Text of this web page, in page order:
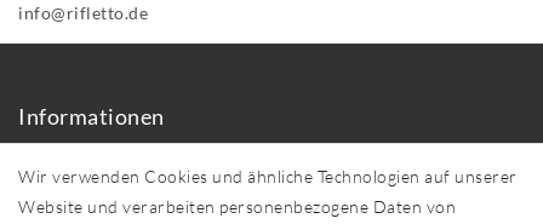
info@rifletto.de
Informationen
Händler in Ihrer Nähe
Sonderanfertigungen
Wir verwenden Cookies und ähnliche Technologien auf unserer
Website und verarbeiten personenbezogene Daten von